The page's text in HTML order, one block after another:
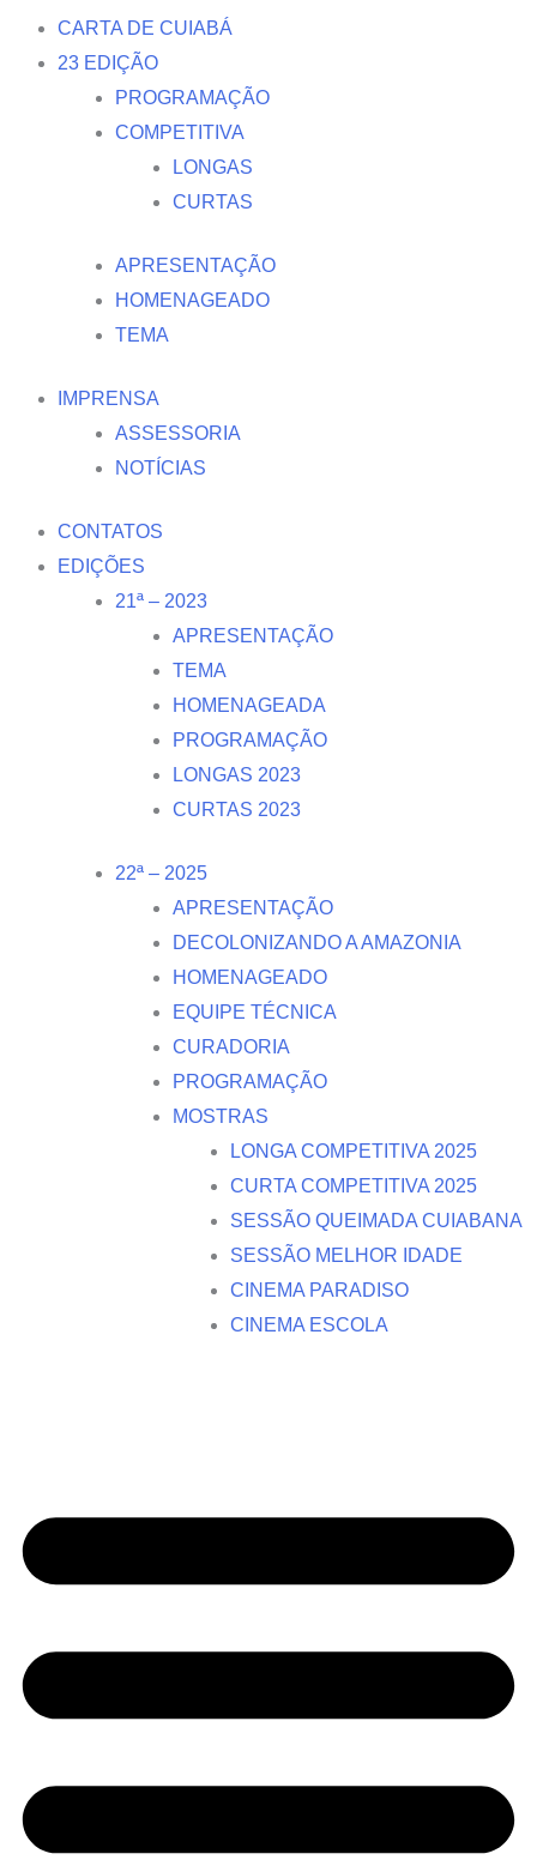
CARTA DE CUIABÁ
23 EDIÇÃO
PROGRAMAÇÃO
COMPETITIVA
LONGAS
CURTAS
APRESENTAÇÃO
HOMENAGEADO
TEMA
IMPRENSA
ASSESSORIA
NOTÍCIAS
CONTATOS
EDIÇÕES
21ª – 2023
APRESENTAÇÃO
TEMA
HOMENAGEADA
PROGRAMAÇÃO
LONGAS 2023
CURTAS 2023
22ª – 2025
APRESENTAÇÃO
DECOLONIZANDO A AMAZONIA
HOMENAGEADO
EQUIPE TÉCNICA
CURADORIA
PROGRAMAÇÃO
MOSTRAS
LONGA COMPETITIVA 2025
CURTA COMPETITIVA 2025
SESSÃO QUEIMADA CUIABANA
SESSÃO MELHOR IDADE
CINEMA PARADISO
CINEMA ESCOLA